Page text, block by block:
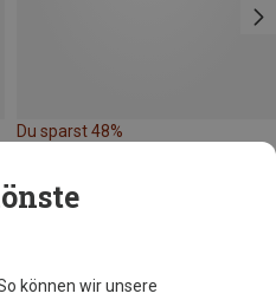
Du sparst 48%
können wir unsere